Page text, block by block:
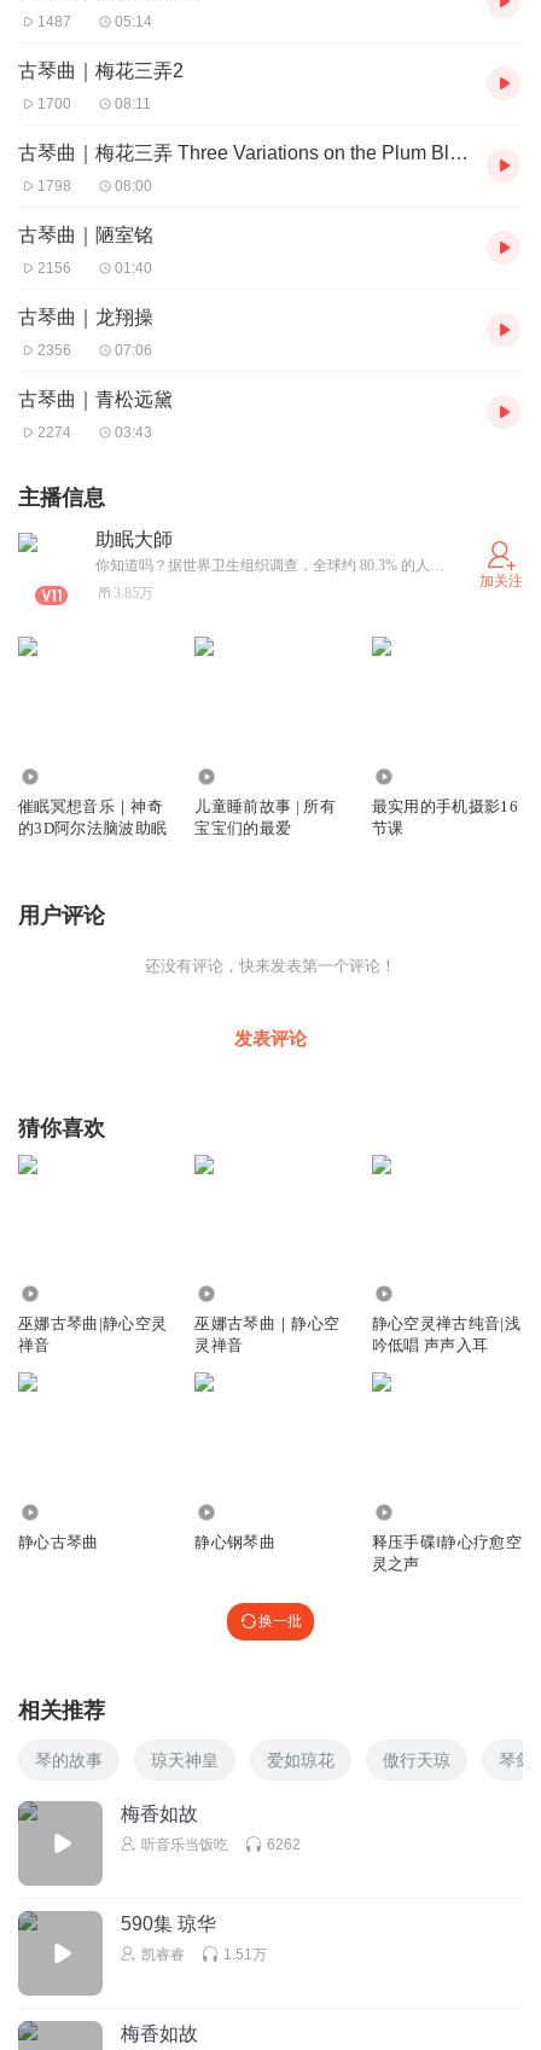
1487 05:14
古琴曲｜梅花三弄2
1700 08:11
古琴曲｜梅花三弄 Three Variations on the Plum Blossom
1798 08:00
古琴曲｜陋室铭
2156 01:40
古琴曲｜龙翔操
2356 07:06
古琴曲｜青松远黛
2274 03:43
主播信息
助眠大師
你知道吗？据世界卫生组织调查，全球约 80.3% 的人正遭受睡眠问题困扰，这引发了诸多身心健康问题。别担心，欢迎来到 【助眠大师】 电台，我们用舒缓的音乐，帮你驱散失眠困扰，提升睡眠质量，为你的健康生活助力。
3.85万
加关注
催眠冥想音乐｜神奇
的3D阿尔法脑波助眠
儿童睡前故事 | 所有
宝宝们的最爱
最实用的手机摄影16
节课
用户评论
还没有评论，快来发表第一个评论！
发表评论
猜你喜欢
巫娜古琴曲|静心空灵
禅音
巫娜古琴曲｜静心空
灵禅音
静心空灵禅古纯音|浅
吟低唱 声声入耳
静心古琴曲 静心钢琴曲
释压手碟‖静心疗愈空
灵之声
换一批
相关推荐
琴的故事 琼天神皇 爱如琼花 傲行天琼 琴剑
梅香如故
听音乐当饭吃 6262
590集 琼华
凯睿睿 1.51万
梅香如故